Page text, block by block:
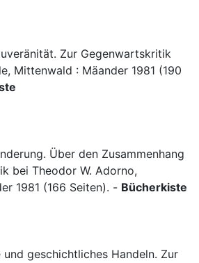
Zur Gegenwartskritik
Mittenwald : Mäander 1981 (190
Über den Zusammenhang
bei Theodor W. Adorno,
1981 (166 Seiten). - Bücherkiste
geschichtliches Handeln. Zur